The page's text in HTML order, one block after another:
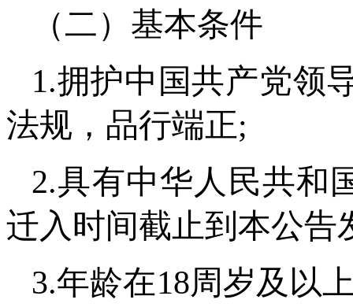
（二）基本条件
1.拥护中国共产党领
法规，品行端正;
2.具有中华人民共和
迁入时间截止到本公告
3.年龄在18周岁及以